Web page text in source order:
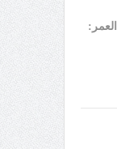
العمر: